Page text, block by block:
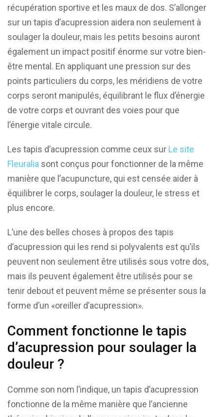
récupération sportive et les maux de dos. S’allonger
sur un tapis d’acupression aidera non seulement à
soulager la douleur, mais les petits besoins auront
également un impact positif énorme sur votre bien-
être mental. En appliquant une pression sur des
points particuliers du corps, les méridiens de votre
corps seront manipulés, équilibrant le flux d’énergie
de votre corps et ouvrant des voies pour que
l’énergie vitale circule.
Les tapis d’acupression comme ceux sur Le site
Fleuralia sont conçus pour fonctionner de la même
manière que l’acupuncture, qui est censée aider à
équilibrer le corps, soulager la douleur, le stress et
plus encore.
L’une des belles choses à propos des tapis
d’acupression qui les rend si polyvalents est qu’ils
peuvent non seulement être utilisés sous votre dos,
mais ils peuvent également être utilisés pour se
tenir debout et peuvent même se présenter sous la
forme d’un «oreiller d’acupression».
Comment fonctionne le tapis
d’acupression pour soulager la
douleur ?
Comme son nom l’indique, un tapis d’acupression
fonctionne de la même manière que l’ancienne